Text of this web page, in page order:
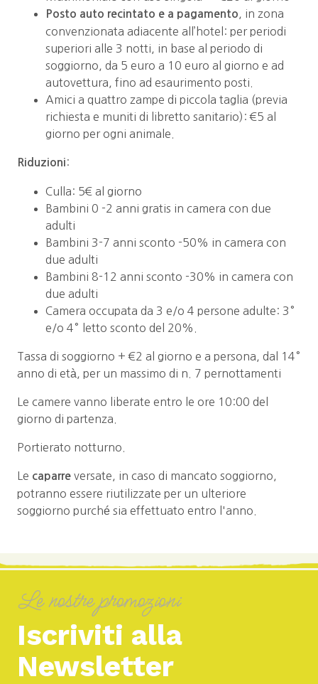
Posto auto recintato e a pagamento , in zona
convenzionata adiacente all’hotel: per periodi
superiori alle 3 notti, in base al periodo di
soggiorno, da 5 euro a 10 euro al giorno e ad
autovettura, fino ad esaurimento posti.
Amici a quattro zampe di piccola taglia (previa
richiesta e muniti di libretto sanitario): €5 al
giorno per ogni animale.
Riduzioni :
Culla: 5€ al giorno
Bambini 0 -2 anni gratis in camera con due
adulti
Bambini 3-7 anni sconto -50% in camera con
due adulti
Bambini 8-12 anni sconto -30% in camera con
due adulti
Camera occupata da 3 e/o 4 persone adulte: 3°
e/o 4° letto sconto del 20%.
Tassa di soggiorno + €2 al giorno e a persona, dal 14°
anno di età, per un massimo di n. 7 pernottamenti
Le camere vanno liberate entro le ore 10:00 del
giorno di partenza.
Portierato notturno.
Le caparre versate, in caso di mancato soggiorno,
potranno essere riutilizzate per un ulteriore
soggiorno purché sia effettuato entro l'anno.
Le nostre promozioni
Iscriviti alla
Newsletter